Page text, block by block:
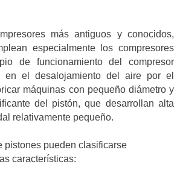
más antiguos y conocidos,
especialmente los compresores
de funcionamiento del compresor
en el desalojamiento del aire por el
máquinas con pequeño diámetro y
del pistón, que desarrollan alta
relativamente pequeño.
pistones pueden clasificarse
características: